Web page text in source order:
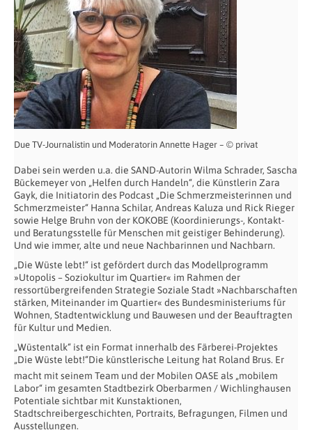
Due TV-Journalistin und Moderatorin Annette Hager – © privat
Dabei sein werden u.a. die SAND-Autorin Wilma Schrader, Sascha
Bückemeyer von „Helfen durch Handeln“, die Künstlerin Zara
Gayk, die Initiatorin des Podcast „Die Schmerzmeisterinnen und
Schmerzmeister“ Hanna Schilar, Andreas Kaluza und Rick Rieger
sowie Helge Bruhn von der KOKOBE (Koordinierungs-, Kontakt-
und Beratungsstelle für Menschen mit geistiger Behinderung).
Und wie immer, alte und neue Nachbarinnen und Nachbarn.
„Die Wüste lebt!“ ist gefördert durch das Modellprogramm
»Utopolis – Soziokultur im Quartier« im Rahmen der
ressortübergreifenden Strategie Soziale Stadt »Nachbarschaften
stärken, Miteinander im Quartier« des Bundesministeriums für
Wohnen, Stadtentwicklung und Bauwesen und der Beauftragten
für Kultur und Medien.
„Wüstentalk“ ist ein Format innerhalb des Färberei-Projektes
„Die Wüste lebt!“Die künstlerische Leitung hat Roland Brus. Er
macht mit seinem Team und der Mobilen OASE als „mobilem
Labor“ im gesamten Stadtbezirk Oberbarmen / Wichlinghausen
Potentiale sichtbar mit Kunstaktionen,
Stadtschreibergeschichten, Portraits, Befragungen, Filmen und
Ausstellungen.